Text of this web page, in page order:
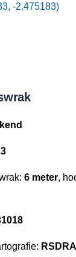
-2.475183)
6 meter,